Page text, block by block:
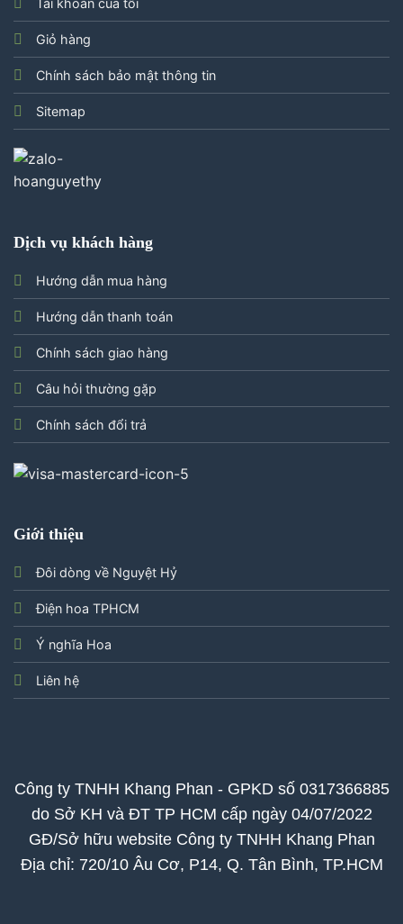
Giỏ hàng
Chính sách bảo mật thông tin
Sitemap
Dịch vụ khách hàng
Hướng dẫn mua hàng
Hướng dẫn thanh toán
Chính sách giao hàng
Câu hỏi thường gặp
Chính sách đổi trả
Giới thiệu
Đôi dòng về Nguyệt Hỷ
Điện hoa TPHCM
Ý nghĩa Hoa
Liên hệ
Công ty TNHH Khang Phan - GPKD số 0317366885
do Sở KH và ĐT TP HCM cấp ngày 04/07/2022
GĐ/Sở hữu website Công ty TNHH Khang Phan
Địa chỉ: 720/10 Âu Cơ, P14, Q. Tân Bình, TP.HCM